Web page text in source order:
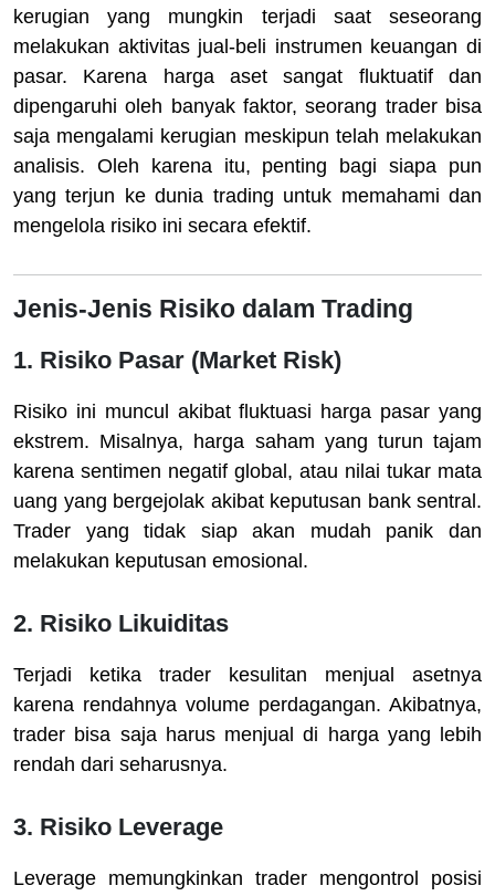
kerugian yang mungkin terjadi saat seseorang
melakukan aktivitas jual-beli instrumen keuangan di
pasar. Karena harga aset sangat fluktuatif dan
dipengaruhi oleh banyak faktor, seorang trader bisa
saja mengalami kerugian meskipun telah melakukan
analisis. Oleh karena itu, penting bagi siapa pun
yang terjun ke dunia trading untuk memahami dan
mengelola risiko ini secara efektif.
Jenis-Jenis Risiko dalam Trading
1. Risiko Pasar (Market Risk)
Risiko ini muncul akibat fluktuasi harga pasar yang
ekstrem. Misalnya, harga saham yang turun tajam
karena sentimen negatif global, atau nilai tukar mata
uang yang bergejolak akibat keputusan bank sentral.
Trader yang tidak siap akan mudah panik dan
melakukan keputusan emosional.
2. Risiko Likuiditas
Terjadi ketika trader kesulitan menjual asetnya
karena rendahnya volume perdagangan. Akibatnya,
trader bisa saja harus menjual di harga yang lebih
rendah dari seharusnya.
3. Risiko Leverage
Leverage memungkinkan trader mengontrol posisi